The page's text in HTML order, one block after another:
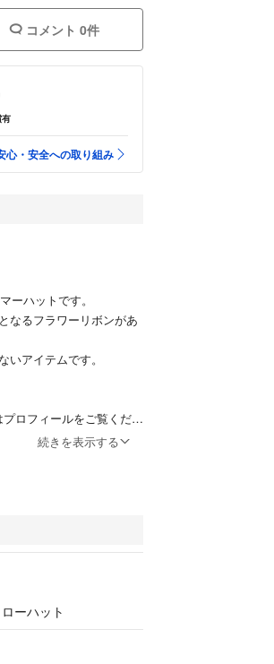
コメント 0件
心・安全への取り組み
ーハットです。
なるフラワーリボンがあ
アイテムです。
ロフィールをご覧くださ
がらエレガントに決まり
続きを表示する
ーハット